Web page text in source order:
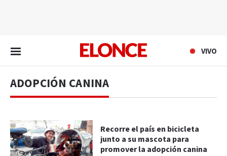
VIVO
ADOPCIÓN CANINA
Recorre el país en bicicleta
junto a su mascota para
promover la adopción canina